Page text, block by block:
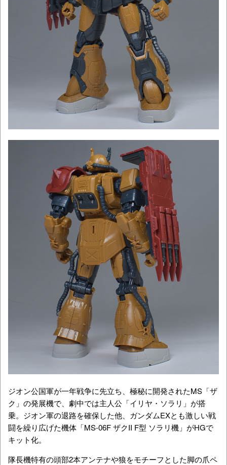
ジオン公国軍が一年戦争に先立ち、極秘に開発されたMS「ザ
ク」の発展機で、劇中では主人公「イリヤ・ソラリ」が搭
乗。ジオン軍の退路を確保した他、ガンダムEXとも激しい戦
闘を繰り広げた機体「MS-06F ザクII F型 ソラリ機」がHGで
キット化。
隊長機特有の頭部2本アンテナや狼をモチーフとした脚の爪ペ